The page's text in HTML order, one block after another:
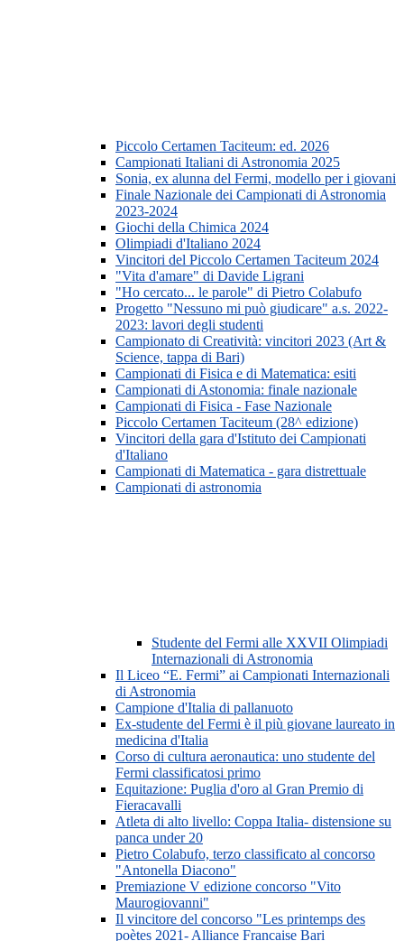
Piccolo Certamen Taciteum: ed. 2026
Campionati Italiani di Astronomia 2025
Sonia, ex alunna del Fermi, modello per i giovani
Finale Nazionale dei Campionati di Astronomia
2023-2024
Giochi della Chimica 2024
Olimpiadi d'Italiano 2024
Vincitori del Piccolo Certamen Taciteum 2024
"Vita d'amare" di Davide Ligrani
"Ho cercato... le parole" di Pietro Colabufo
Progetto "Nessuno mi può giudicare" a.s. 2022-
2023: lavori degli studenti
Campionato di Creatività: vincitori 2023 (Art &
Science, tappa di Bari)
Campionati di Fisica e di Matematica: esiti
Campionati di Astonomia: finale nazionale
Campionati di Fisica - Fase Nazionale
Piccolo Certamen Taciteum (28^ edizione)
Vincitori della gara d'Istituto dei Campionati
d'Italiano
Campionati di Matematica - gara distrettuale
Campionati di astronomia
Studente del Fermi alle XXVII Olimpiadi
Internazionali di Astronomia
Il Liceo “E. Fermi” ai Campionati Internazionali
di Astronomia
Campione d'Italia di pallanuoto
Ex-studente del Fermi è il più giovane laureato in
medicina d'Italia
Corso di cultura aeronautica: uno studente del
Fermi classificatosi primo
Equitazione: Puglia d'oro al Gran Premio di
Fieracavalli
Atleta di alto livello: Coppa Italia- distensione su
panca under 20
Pietro Colabufo, terzo classificato al concorso
"Antonella Diacono"
Premiazione V edizione concorso "Vito
Maurogiovanni"
Il vincitore del concorso "Les printemps des
poètes 2021- Alliance Francaise Bari